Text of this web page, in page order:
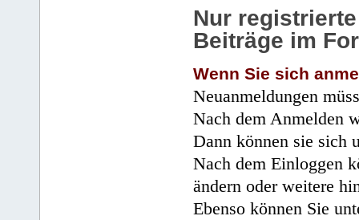
Nur
Beiträge im
Wenn Sie sich
Neuanmeldungen
Nach dem Anmelden
Dann können sie sich
Nach dem Einloggen
ändern oder weitere
Ebenso können Sie